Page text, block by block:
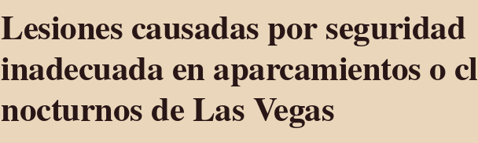
Lesiones causadas por seguridad
inadecuada en aparcamientos o
nocturnos de Las Vegas